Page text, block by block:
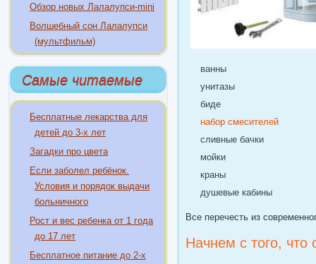
Обзор новых Лалалупси-mini
Волшебный сон Лалалупси
(мультфильм)
Самые читаемые
Бесплатные лекарства для
детей до 3-х лет
Загадки про цвета
Если заболел ребёнок.
Условия и порядок выдачи
больничного
Рост и вес ребенка от 1 года
до 17 лет
Бесплатное питание до 2-х
ванны
унитазы
биде
набор смесителей
сливные бачки
мойки
краны
душевые кабины
Все перечесть из
Начнем с того,